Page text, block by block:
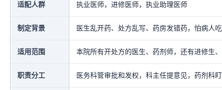
适配人群 执业医师，进修医师，执业助理医师
制定背景 医生乱开药、处方乱写、药房发错药，怕病人
适用范围 本院所有开处方的医生、药剂师，还有进修生
职责分工 医务科管审批和发权，科主任提意见，药剂科